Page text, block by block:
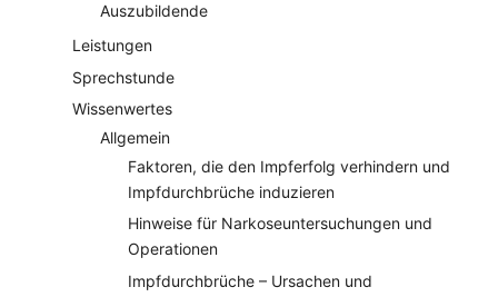
Auszubildende
Leistungen
Sprechstunde
Wissenwertes
Allgemein
Faktoren, die den Impferfolg verhindern und
Impfdurchbrüche induzieren
Hinweise für Narkoseuntersuchungen und
Operationen
Impfdurchbrüche – Ursachen und